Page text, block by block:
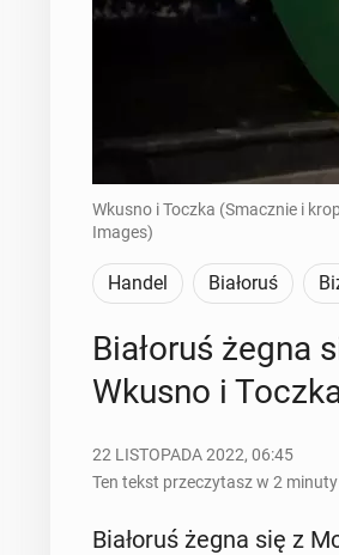
Wkusno i Toczka (Smacznie i
Images)
Handel Białoruś
Bia­ło­ruś żegna
Wkusno i
22 LISTOPADA 2022, 06:45
Ten tekst przeczytasz w 2 minuty
Bia­ło­ruś żegna się z